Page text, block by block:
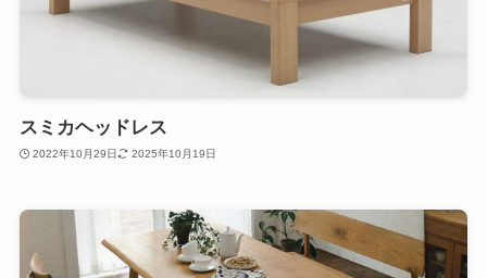
スミカヘッドレス
2022年10月29日 2025年10月19日